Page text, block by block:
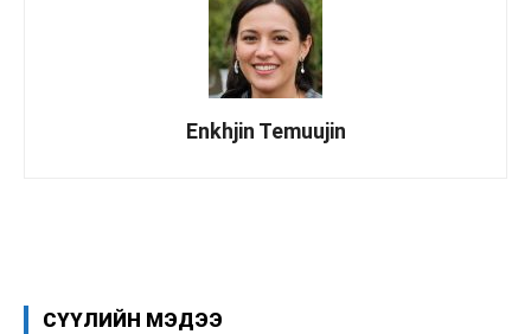
Enkhjin Temuujin
СҮҮЛИЙН МЭДЭЭ